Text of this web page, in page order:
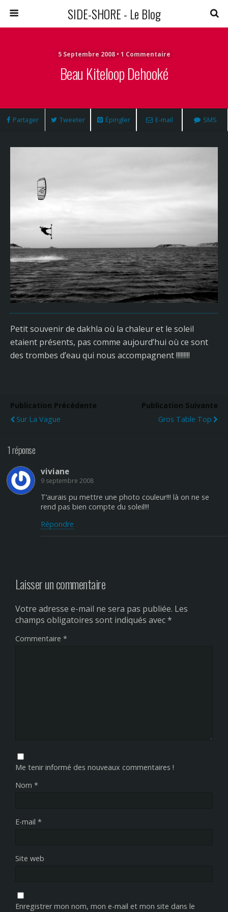
SIDE-SHORE - Le Blog
5 Septembre 2008 • 1 Commentaire
Beau Kiteloop Dehooké
Partager Tweeter Épingler E-mail SMS
Petit souvenir de dakhla où la chaleur et le soleil
etaient présents, pas comme aujourd’hui où ce sont
des trombes d’eau qui nous accompagnent !!!!!!!!!
Publication Précédente
Sur La Vague
Publication Suivante
Gros Table Top
1 réponse
viviane
9 septembre 2008
T’aurais pu mettre une photo couleur!!! là on ne se
rend pas bien compte du soleil!!!
Répondre
Laisser un commentaire
Votre adresse e-mail ne sera pas publiée. Les
champs obligatoires sont indiqués avec*
Commentaire *
Me tenir informé des nouveaux commentaires !
Nom *
E-mail *
Site web
Enregistrer mon nom, mon e-mail et mon site dans le